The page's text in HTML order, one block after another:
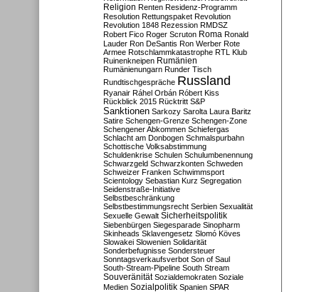
Religion Renten Residenz-Programm
Resolution Rettungspaket Revolution
Revolution 1848 Rezession RMDSZ
Robert Fico Roger Scruton Roma Ronald
Lauder Ron DeSantis Ron Werber Rote
Armee Rotschlammkatastrophe RTL Klub
Ruinenkneipen Rumänien
Rumänienungarn Runder Tisch
Rundtischgespräche Russland
Ryanair Ráhel Orbán Róbert Kiss
Rückblick 2015 Rücktritt S&P
Sanktionen Sarkozy Sarolta Laura Baritz
Satire Schengen-Grenze Schengen-Zone
Schengener Abkommen Schiefergas
Schlacht am Donbogen Schmalspurbahn
Schottische Volksabstimmung
Schuldenkrise Schulen Schulumbenennung
Schwarzgeld Schwarzkonten Schweden
Schweizer Franken Schwimmsport
Scientology Sebastian Kurz Segregation
Seidenstraße-Initiative
Selbstbeschränkung
Selbstbestimmungsrecht Serbien Sexualität
Sexuelle Gewalt Sicherheitspolitik
Siebenbürgen Siegesparade Sinopharm
Skinheads Sklavengesetz Slomó Köves
Slowakei Slowenien Solidarität
Sonderbefugnisse Sondersteuer
Sonntagsverkaufsverbot Son of Saul
South-Stream-Pipeline South Stream
Souveränität Sozialdemokraten Soziale
Medien Sozialpolitik Spanien SPAR